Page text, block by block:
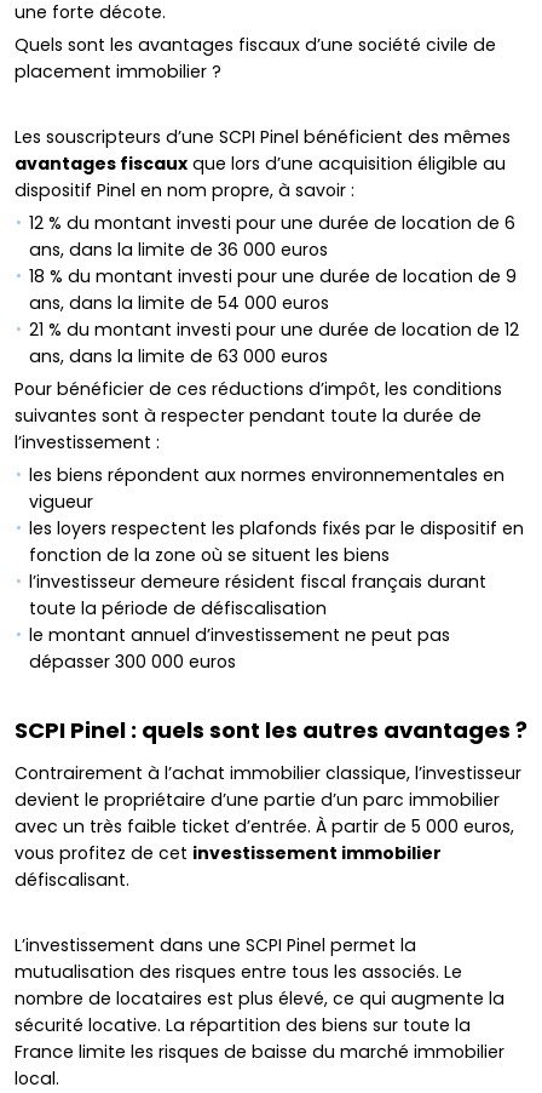
une forte décote.
Quels sont les avantages fiscaux d’une société civile de
placement immobilier ?
Les souscripteurs d’une SCPI Pinel bénéficient des mêmes
avantages fiscaux que lors d’une acquisition éligible au
dispositif Pinel en nom propre, à savoir :
12 % du montant investi pour une durée de location de 6
ans, dans la limite de 36 000 euros
18 % du montant investi pour une durée de location de 9
ans, dans la limite de 54 000 euros
21 % du montant investi pour une durée de location de 12
ans, dans la limite de 63 000 euros
Pour bénéficier de ces réductions d’impôt, les conditions
suivantes sont à respecter pendant toute la durée de
l’investissement :
les biens répondent aux normes environnementales en
vigueur
les loyers respectent les plafonds fixés par le dispositif en
fonction de la zone où se situent les biens
l’investisseur demeure résident fiscal français durant
toute la période de défiscalisation
le montant annuel d’investissement ne peut pas
dépasser 300 000 euros
SCPI Pinel : quels sont les autres avantages ?
Contrairement à l’achat immobilier classique, l’investisseur
devient le propriétaire d’une partie d’un parc immobilier
avec un très faible ticket d’entrée. À partir de 5 000 euros,
vous profitez de cet investissement immobilier
défiscalisant.
L’investissement dans une SCPI Pinel permet la
mutualisation des risques entre tous les associés. Le
nombre de locataires est plus élevé, ce qui augmente la
sécurité locative. La répartition des biens sur toute la
France limite les risques de baisse du marché immobilier
local.